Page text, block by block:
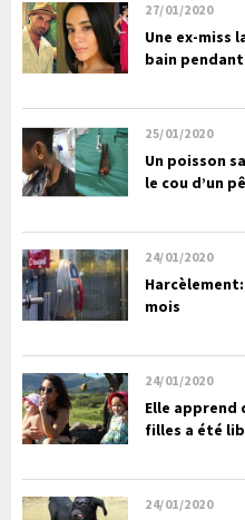
27/01/2020
Une ex-miss
bain
25/01/2020
Un poisson
le cou d’un
24/01/2020
mois
24/01/2020
Elle apprend
filles a été
24/01/2020